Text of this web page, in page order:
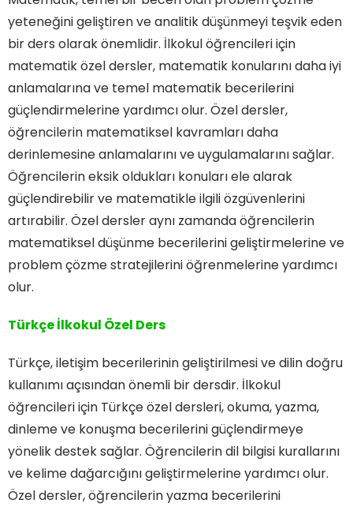
yeteneğini geliştiren ve analitik düşünmeyi teşvik eden
bir ders olarak önemlidir. İlkokul öğrencileri için
matematik özel dersler, matematik konularını daha iyi
anlamalarına ve temel matematik becerilerini
güçlendirmelerine yardımcı olur. Özel dersler,
öğrencilerin matematiksel kavramları daha
derinlemesine anlamalarını ve uygulamalarını sağlar.
Öğrencilerin eksik oldukları konuları ele alarak
güçlendirebilir ve matematikle ilgili özgüvenlerini
artırabilir. Özel dersler aynı zamanda öğrencilerin
matematiksel düşünme becerilerini geliştirmelerine ve
problem çözme stratejilerini öğrenmelerine yardımcı
olur.
Türkçe İlkokul Özel Ders
Türkçe, iletişim becerilerinin geliştirilmesi ve dilin doğru
kullanımı açısından önemli bir dersdir. İlkokul
öğrencileri için Türkçe özel dersleri, okuma, yazma,
dinleme ve konuşma becerilerini güçlendirmeye
yönelik destek sağlar. Öğrencilerin dil bilgisi kurallarını
ve kelime dağarcığını geliştirmelerine yardımcı olur.
Özel dersler, öğrencilerin yazma becerilerini